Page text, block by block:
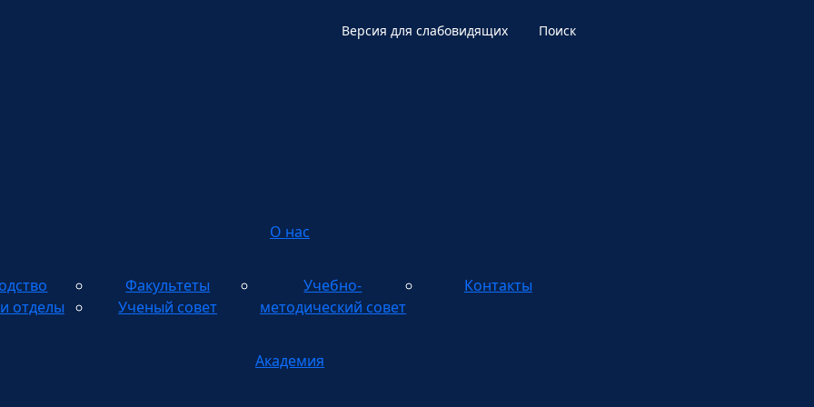
Версия для слабовидящих Поиск
О нас
отделы
Факультеты
Ученый совет
Учебно-
методический совет
Контакты
Академия